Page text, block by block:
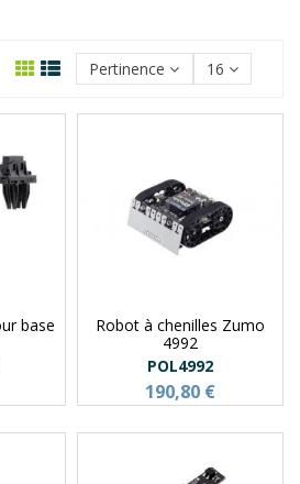
Pertinence 16
base
Robot à chenilles Zumo
4992
POL4992
190,80 €